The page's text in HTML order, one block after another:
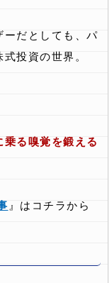
ーだとしても、パ
投資の世界。
る嗅覚を鍛える
』はコチラから